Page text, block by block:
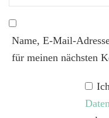
Name, E-Mail-
für meinen nächsten